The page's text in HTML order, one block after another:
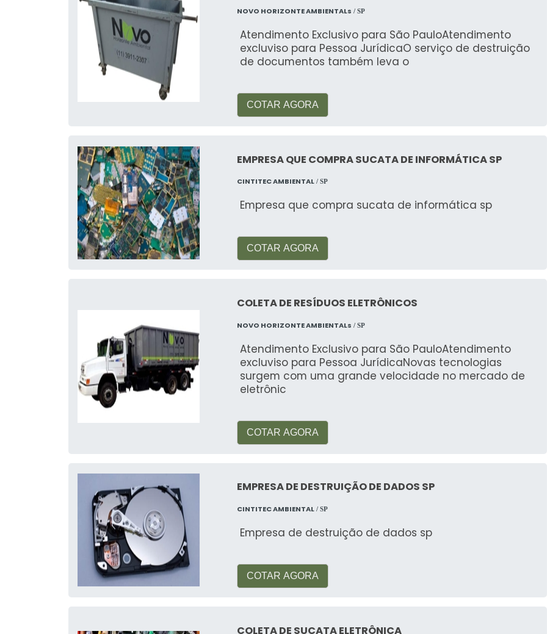
NOVO HORIZONTE AMBIENTALs / SP
Atendimento Exclusivo para São PauloAtendimento
excluviso para Pessoa JurídicaO serviço de destruição
de documentos também leva o
COTAR AGORA
EMPRESA QUE COMPRA SUCATA DE INFORMÁTICA SP
CINTITEC AMBIENTAL / SP
Empresa que compra sucata de informática sp
COTAR AGORA
COLETA DE RESÍDUOS ELETRÔNICOS
NOVO HORIZONTE AMBIENTALs / SP
Atendimento Exclusivo para São PauloAtendimento
excluviso para Pessoa JurídicaNovas tecnologias
surgem com uma grande velocidade no mercado de
eletrônic
COTAR AGORA
EMPRESA DE DESTRUIÇÃO DE DADOS SP
CINTITEC AMBIENTAL / SP
Empresa de destruição de dados sp
COTAR AGORA
COLETA DE SUCATA ELETRÔNICA